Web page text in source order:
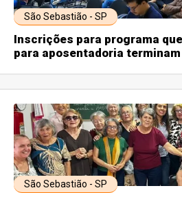
São Sebastião - SP
Inscrições para programa
para aposentadoria
São Sebastião - SP